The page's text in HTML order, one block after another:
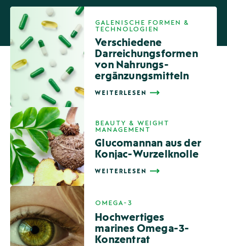
Verschiedene
Darreichungs­formen
von Nahrungs­
ergänzungs­mitteln
,GALENISCHE FORMEN &
TECHNOLOGIEN
WEITERLESEN
Glucomannan aus der
Konjac-Wurzelknolle
,BEAUTY & WEIGHT
MANAGEMENT
WEITERLESEN
Hochwertiges
marines Omega-3-
Konzentrat
,OMEGA-3